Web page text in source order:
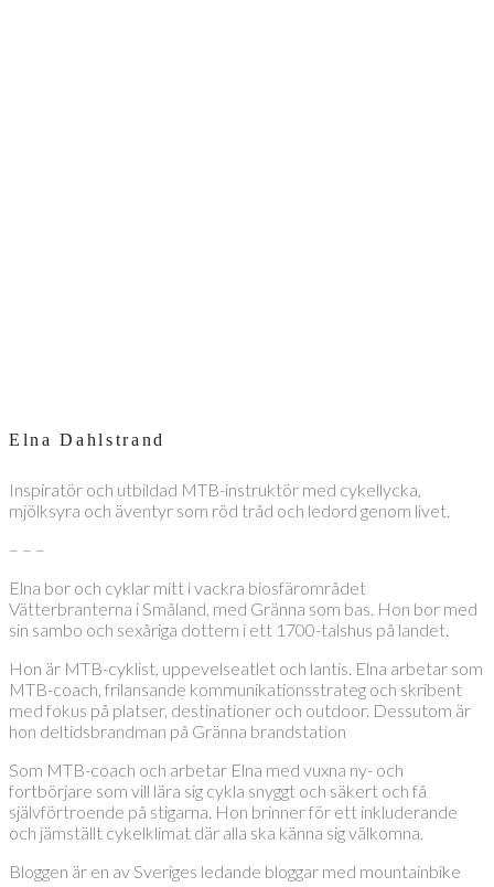
Elna Dahlstrand
Inspiratör och utbildad MTB-instruktör med cykellycka,
mjölksyra och äventyr som röd tråd och ledord genom livet.
– – –
Elna bor och cyklar mitt i vackra biosfärområdet
Vätterbranterna i Småland, med Gränna som bas. Hon bor med
sin sambo och sexåriga dottern i ett 1700-talshus på landet.
Hon är MTB-cyklist, uppevelseatlet och lantis. Elna arbetar som
MTB-coach, frilansande kommunikationsstrateg och skribent
med fokus på platser, destinationer och outdoor. Dessutom är
hon deltidsbrandman på Gränna brandstation
Som MTB-coach och arbetar Elna med vuxna ny- och
fortbörjare som vill lära sig cykla snyggt och säkert och få
självförtroende på stigarna. Hon brinner för ett inkluderande
och jämställt cykelklimat där alla ska känna sig välkomna.
Bloggen är en av Sveriges ledande bloggar med mountainbike